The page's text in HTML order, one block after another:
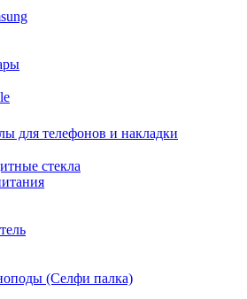
для телефонов и накладки
стекла
(Селфи палка)